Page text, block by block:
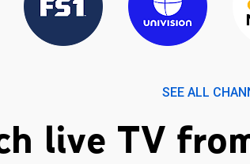
SEE ALL
live TV